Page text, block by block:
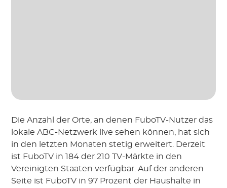
Die Anzahl der Orte, an denen FuboTV-Nutzer das
lokale ABC-Netzwerk live sehen können, hat sich
in den letzten Monaten stetig erweitert. Derzeit
ist FuboTV in 184 der 210 TV-Märkte in den
Vereinigten Staaten verfügbar. Auf der anderen
Seite ist FuboTV in 97 Prozent der Haushalte in